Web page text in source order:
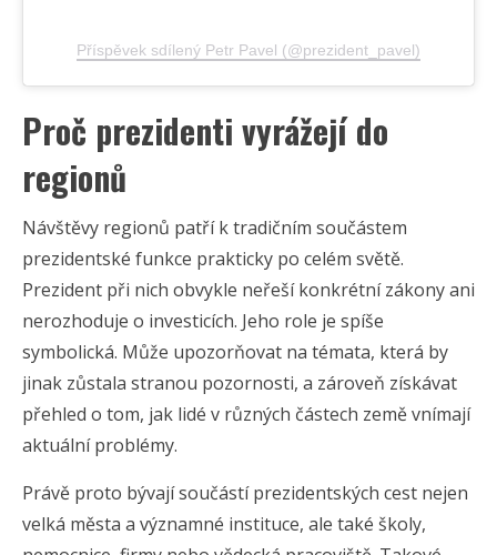
Příspěvek sdílený Petr Pavel (@prezident_pavel)
Proč prezidenti vyrážejí do
regionů
Návštěvy regionů patří k tradičním součástem
prezidentské funkce prakticky po celém světě.
Prezident při nich obvykle neřeší konkrétní zákony ani
nerozhoduje o investicích. Jeho role je spíše
symbolická. Může upozorňovat na témata, která by
jinak zůstala stranou pozornosti, a zároveň získávat
přehled o tom, jak lidé v různých částech země vnímají
aktuální problémy.
Právě proto bývají součástí prezidentských cest nejen
velká města a významné instituce, ale také školy,